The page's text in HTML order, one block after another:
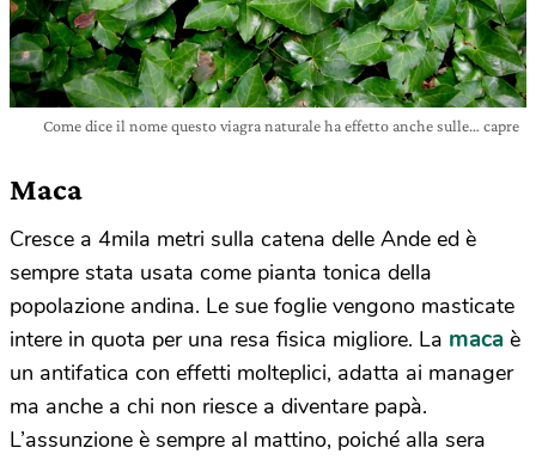
Come dice il nome questo viagra naturale ha effetto anche sulle… capre
Maca
Cresce a 4mila metri sulla catena delle Ande ed è
sempre stata usata come pianta tonica della
popolazione andina. Le sue foglie vengono masticate
intere in quota per una resa fisica migliore. La maca è
un antifatica con effetti molteplici, adatta ai manager
ma anche a chi non riesce a diventare papà.
L’assunzione è sempre al mattino, poiché alla sera